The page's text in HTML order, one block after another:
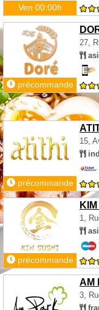
Ven 00:00h
27,
précommande
15,
précommande
KIM
1,
précommande
AM
3,